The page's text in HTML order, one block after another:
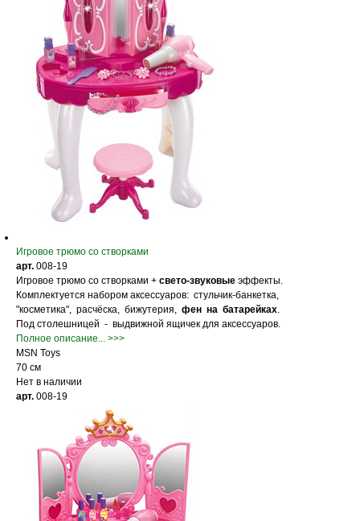
Игровое трюмо со створками
арт. 008-19
Игровое трюмо со створками + свето-звуковые эффекты.
Комплектуется набором аксессуаров: стульчик-банкетка,
"косметика", расчёска, бижутерия, фен на батарейках.
Под столешницей - выдвижной ящичек для аксессуаров.
Полное описание... >>>
MSN Toys
70 см
Нет в наличии
арт. 008-19